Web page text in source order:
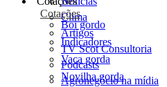
Clima
Artigos
TV Scot Consultoria
Podcasts
Agronegócio na mídia
Cotações
Boi gordo
Indicadores
Vaca gorda
Novilha gorda